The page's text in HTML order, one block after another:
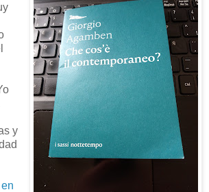
y